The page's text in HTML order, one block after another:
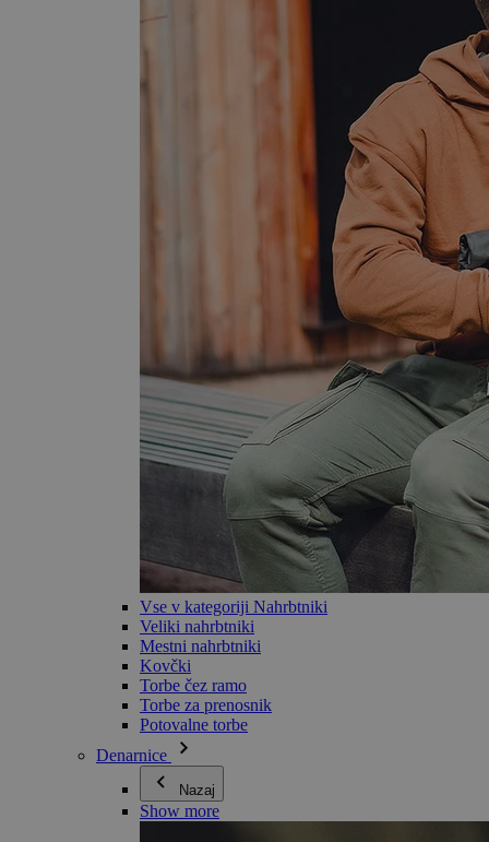
Vse v kategoriji Nahrbtniki
Veliki nahrbtniki
Mestni nahrbtniki
Kovčki
Torbe čez ramo
Torbe za prenosnik
Potovalne torbe
Denarnice
Nazaj
Show more